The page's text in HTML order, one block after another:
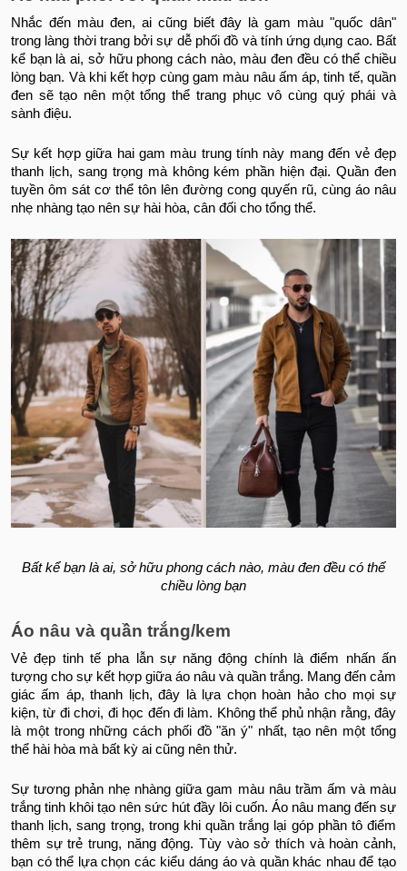
Nhắc đến màu đen, ai cũng biết đây là gam màu "quốc dân"
trong làng thời trang bởi sự dễ phối đồ và tính ứng dụng cao. Bất
kể bạn là ai, sở hữu phong cách nào, màu đen đều có thể chiều
lòng bạn. Và khi kết hợp cùng gam màu nâu ấm áp, tinh tế, quần
đen sẽ tạo nên một tổng thể trang phục vô cùng quý phái và
sành điệu.
Sự kết hợp giữa hai gam màu trung tính này mang đến vẻ đẹp
thanh lịch, sang trọng mà không kém phần hiện đại. Quần đen
tuyền ôm sát cơ thể tôn lên đường cong quyến rũ, cùng áo nâu
nhẹ nhàng tạo nên sự hài hòa, cân đối cho tổng thể.
Bất kể bạn là ai, sở hữu phong cách nào, màu đen đều có thể
chiều lòng bạn
Áo nâu và quần trắng/kem
Vẻ đẹp tinh tế pha lẫn sự năng động chính là điểm nhấn ấn
tượng cho sự kết hợp giữa áo nâu và quần trắng. Mang đến cảm
giác ấm áp, thanh lịch, đây là lựa chọn hoàn hảo cho mọi sự
kiện, từ đi chơi, đi học đến đi làm. Không thể phủ nhận rằng, đây
là một trong những cách phối đồ "ăn ý" nhất, tạo nên một tổng
thể hài hòa mà bất kỳ ai cũng nên thử.
Sự tương phản nhẹ nhàng giữa gam màu nâu trầm ấm và màu
trắng tinh khôi tạo nên sức hút đầy lôi cuốn. Áo nâu mang đến sự
thanh lịch, sang trọng, trong khi quần trắng lại góp phần tô điểm
thêm sự trẻ trung, năng động. Tùy vào sở thích và hoàn cảnh,
bạn có thể lựa chọn các kiểu dáng áo và quần khác nhau để tạo